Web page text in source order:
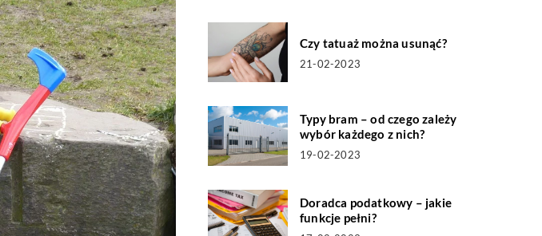
Czy tatuaż można usunąć?
21-02-2023
Typy bram – od czego zależy
wybór każdego z nich?
19-02-2023
Doradca podatkowy – jakie
funkcje pełni?